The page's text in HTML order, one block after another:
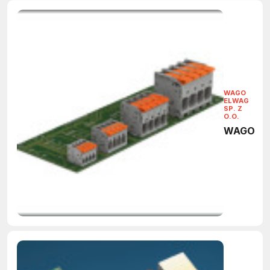
WAGO
ELWAG
SP. Z
O.O.
WAGO